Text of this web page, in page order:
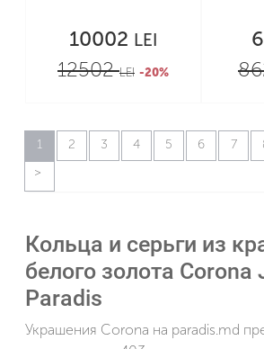
10002 LEI
12502LEI -20%
1 2 3 4 5 6 7
Кольца и серьги из
белого золота Corona
Paradis
Украшения Corona на paradis.md